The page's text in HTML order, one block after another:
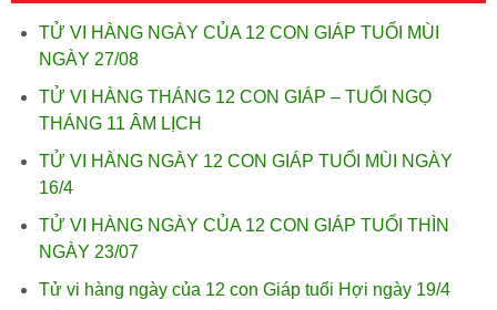
TỬ VI HÀNG NGÀY CỦA 12 CON GIÁP TUỔI MÙI
NGÀY 27/08
TỬ VI HÀNG THÁNG 12 CON GIÁP – TUỔI NGỌ
THÁNG 11 ÂM LỊCH
TỬ VI HÀNG NGÀY 12 CON GIÁP TUỔI MÙI NGÀY
16/4
TỬ VI HÀNG NGÀY CỦA 12 CON GIÁP TUỔI THÌN
NGÀY 23/07
Tử vi hàng ngày của 12 con Giáp tuổi Hợi ngày 19/4